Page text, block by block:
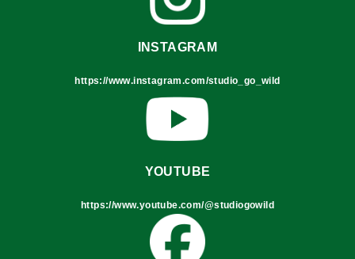
INSTAGRAM
https://www.instagram.com/studio_go_wild
YOUTUBE
https://www.youtube.com/@studiogowild